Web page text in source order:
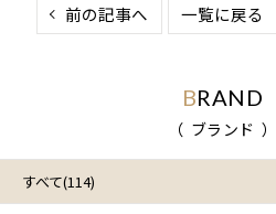
前の記事へ 一覧に戻る
BRAND
ブランド
すべて(114)